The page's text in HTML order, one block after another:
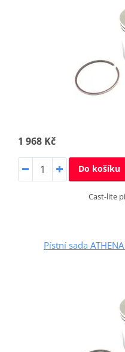
1 968 Kč
Do košíku
Cast-lite
Pístní sada